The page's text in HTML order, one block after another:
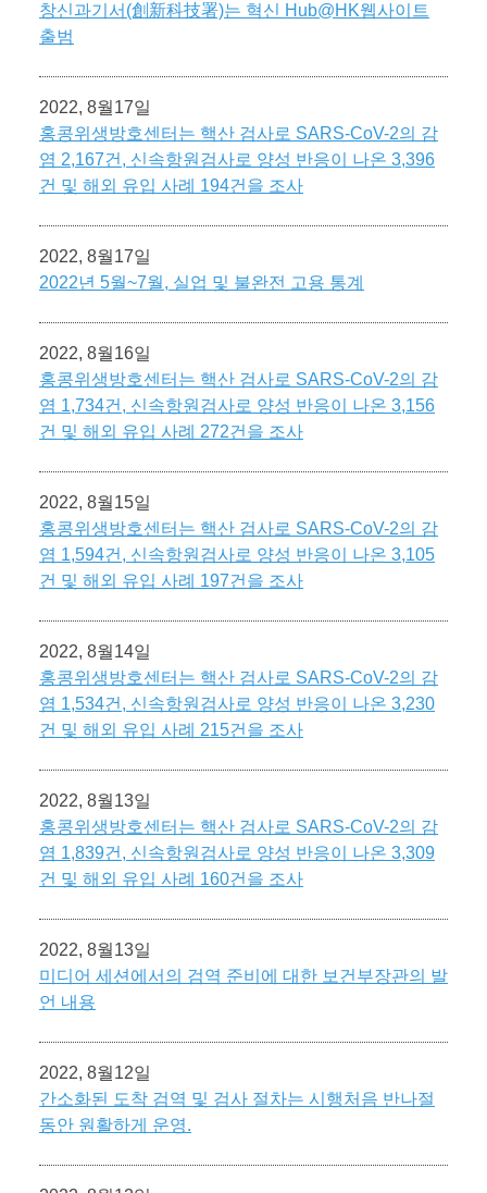
창신과기서(創新科技署)는 혁신 Hub@HK웹사이트
출범
2022, 8월17일
홍콩위생방호센터는 핵산 검사로 SARS-CoV-2의 감
염 2,167건, 신속항원검사로 양성 반응이 나온 3,396
건 및 해외 유입 사례 194건을 조사
2022, 8월17일
2022년 5월~7월, 실업 및 불완전 고용 통계
2022, 8월16일
홍콩위생방호센터는 핵산 검사로 SARS-CoV-2의 감
염 1,734건, 신속항원검사로 양성 반응이 나온 3,156
건 및 해외 유입 사례 272건을 조사
2022, 8월15일
홍콩위생방호센터는 핵산 검사로 SARS-CoV-2의 감
염 1,594건, 신속항원검사로 양성 반응이 나온 3,105
건 및 해외 유입 사례 197건을 조사
2022, 8월14일
홍콩위생방호센터는 핵산 검사로 SARS-CoV-2의 감
염 1,534건, 신속항원검사로 양성 반응이 나온 3,230
건 및 해외 유입 사례 215건을 조사
2022, 8월13일
홍콩위생방호센터는 핵산 검사로 SARS-CoV-2의 감
염 1,839건, 신속항원검사로 양성 반응이 나온 3,309
건 및 해외 유입 사례 160건을 조사
2022, 8월13일
미디어 세션에서의 검역 준비에 대한 보건부장관의 발
언 내용
2022, 8월12일
간소화된 도착 검역 및 검사 절차는 시행처음 반나절
동안 원활하게 운영.